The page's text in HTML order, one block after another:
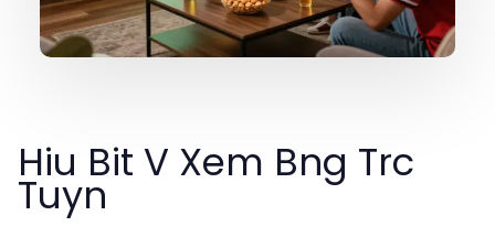
Hiu Bit V Xem Bng Trc
Tuyn